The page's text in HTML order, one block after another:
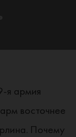
я армия
восточнее
Почему